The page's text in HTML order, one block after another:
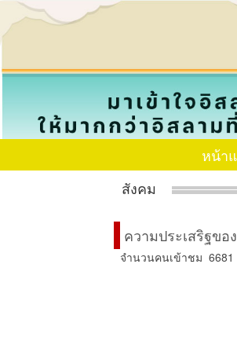
หน้า
สังคม
ความประเสริฐขอ
จำนวนคนเข้าชม 6681